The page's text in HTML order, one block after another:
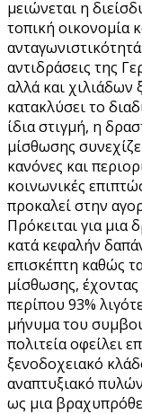
μειώνεται η
τοπική οικονομία
αντιδράσεις της
αλλά και
κατακλύσει το
ίδια στιγμή, η
μίσθωσης
κανόνες και
κοινωνικές
προκαλεί στην
Πρόκειται για μια
κατά κεφαλήν
επισκέπτη καθώς
μίσθωσης, έχοντας
περίπου 93%
μήνυμα του
πολιτεία οφείλει
ξενοδοχειακό
αναπτυξιακό
ως μια